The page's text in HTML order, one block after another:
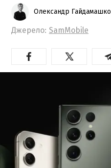
Олександр Гайдамашко
Джерело: SamMobile